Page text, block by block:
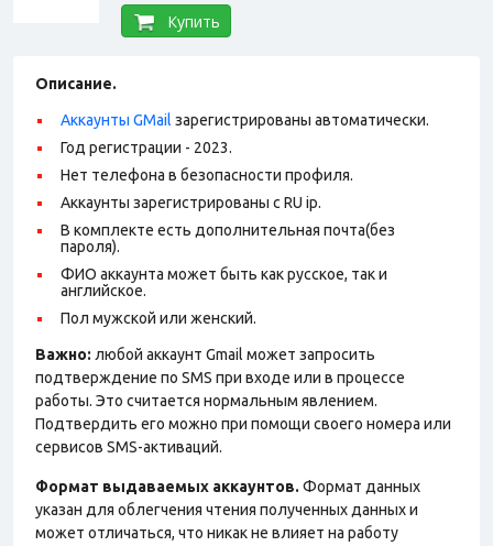
Купить
Описание.
Аккаунты GMail зарегистрированы автоматически.
Год регистрации - 2023.
Нет телефона в безопасности профиля.
Аккаунты зарегистрированы с RU ip.
В комплекте есть дополнительная почта(без
пароля).
ФИО аккаунта может быть как русское, так и
английское.
Пол мужской или женский.
Важно: любой аккаунт Gmail может запросить
подтверждение по SMS при входе или в процессе
работы. Это считается нормальным явлением.
Подтвердить его можно при помощи своего номера или
сервисов SMS-активаций.
Формат выдаваемых аккаунтов. Формат данных
указан для облегчения чтения полученных данных и
может отличаться, что никак не влияет на работу